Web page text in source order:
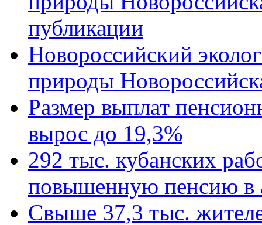
публикации
Новороссийский
природы
Размер выплат
вырос до 19,3%
292 тыс. кубанских
повышенную пенсию в
Свыше 37,3 тыс.